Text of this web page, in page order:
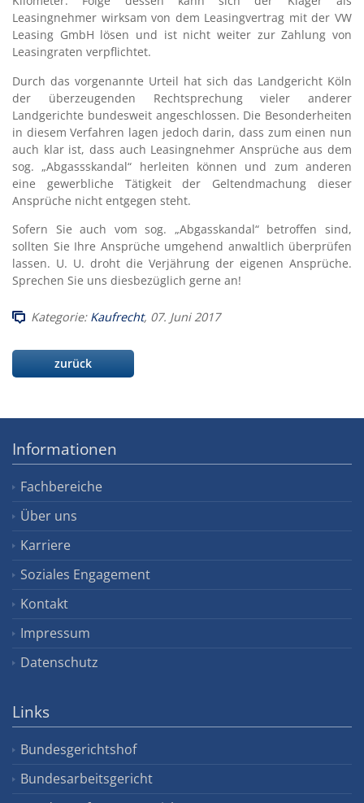
Leasingnehmer wirksam von dem Leasingvertrag mit der VW
Leasing GmbH lösen und ist nicht weiter zur Zahlung von
Leasingraten verpflichtet.
Durch das vorgenannte Urteil hat sich das Landgericht Köln
der überzeugenden Rechtsprechung vieler anderer
Landgerichte bundesweit angeschlossen. Die Besonderheiten
in diesem Verfahren lagen jedoch darin, dass zum einen nun
auch klar ist, dass auch Leasingnehmer Ansprüche aus dem
sog. „Abgassskandal“ herleiten können und zum anderen
eine gewerbliche Tätigkeit der Geltendmachung dieser
Ansprüche nicht entgegen steht.
Sofern Sie auch vom sog. „Abgasskandal“ betroffen sind,
sollten Sie Ihre Ansprüche umgehend anwaltlich überprüfen
lassen. U. U. droht die Verjährung der eigenen Ansprüche.
Sprechen Sie uns diesbezüglich gerne an!
Kategorie: Kaufrecht, 07. Juni 2017
zurück
Informationen
Fachbereiche
Über uns
Karriere
Soziales Engagement
Kontakt
Impressum
Datenschutz
Links
Bundesgerichtshof
Bundesarbeitsgericht